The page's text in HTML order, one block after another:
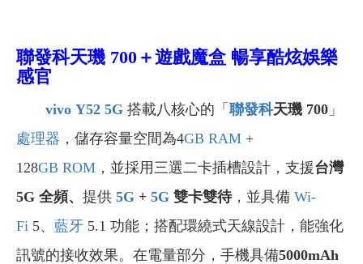
聯發科天璣 700＋遊戲魔盒 暢享酷炫娛樂
感官
vivo Y52 5G 搭載八核心的「 聯發科天璣 700 」
處理器 ，儲存容量空間為4GB RAM +
128GB ROM ，並採用三選二卡插槽設計，支援台灣
5G 全頻、 提供 5G + 5G 雙卡雙待，並具備 Wi-
Fi 5、 藍牙 5.1 功能；搭配環繞式天線設計，能強化
訊號的接收效果。在電量部分，手機具備5000mAh